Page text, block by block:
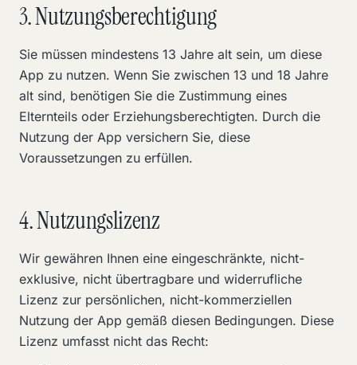
3. Nutzungsberechtigung
Sie müssen mindestens 13 Jahre alt sein, um diese
App zu nutzen. Wenn Sie zwischen 13 und 18 Jahre
alt sind, benötigen Sie die Zustimmung eines
Elternteils oder Erziehungsberechtigten. Durch die
Nutzung der App versichern Sie, diese
Voraussetzungen zu erfüllen.
4. Nutzungslizenz
Wir gewähren Ihnen eine eingeschränkte, nicht-
exklusive, nicht übertragbare und widerrufliche
Lizenz zur persönlichen, nicht-kommerziellen
Nutzung der App gemäß diesen Bedingungen. Diese
Lizenz umfasst nicht das Recht: